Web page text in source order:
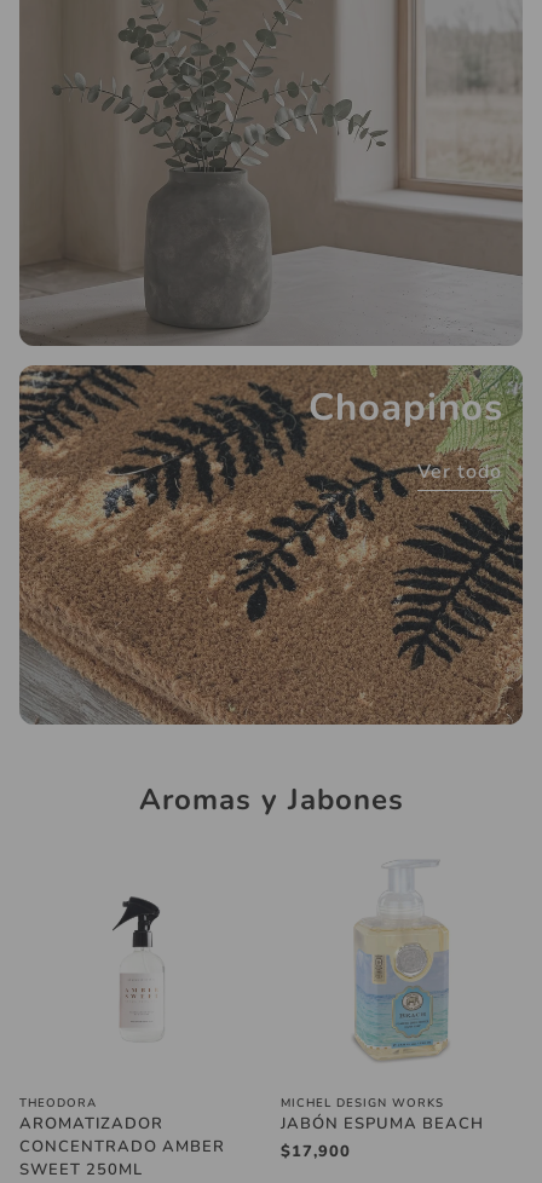
Choapinos
Ver todo
Aromas y Jabones
THEODORA
AROMATIZADOR
CONCENTRADO AMBER
SWEET 250ML
MICHEL DESIGN WORKS
JABÓN ESPUMA BEACH
Precio
$17,900